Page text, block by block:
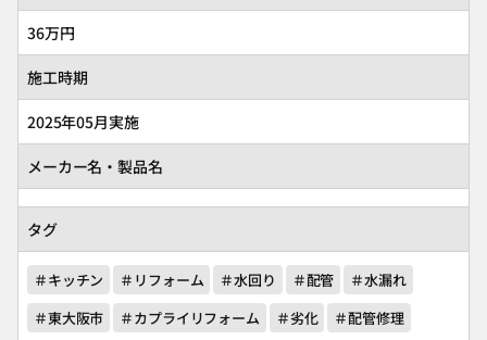
36万円
施工時期
2025年05月実施
メーカー名・製品名
タグ
＃キッチン ＃リフォーム ＃水回り ＃配管
＃水漏れ
＃東大阪市
＃カプライリフォーム ＃劣化
＃配管修理